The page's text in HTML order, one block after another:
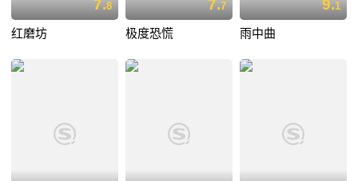
7.8
红磨坊
7.7
极度恐慌
9.1
雨中曲